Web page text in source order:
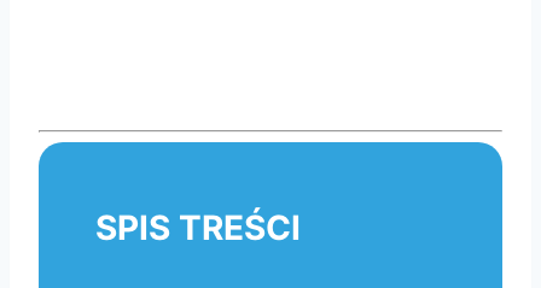
SPIS TREŚCI